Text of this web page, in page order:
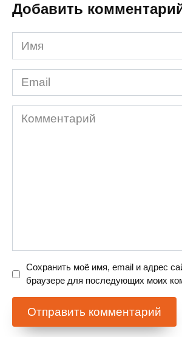
Добавить
Имя
*
Email
*
Комментарий
Сохранить моё имя, email и адрес
браузере для последующих моих